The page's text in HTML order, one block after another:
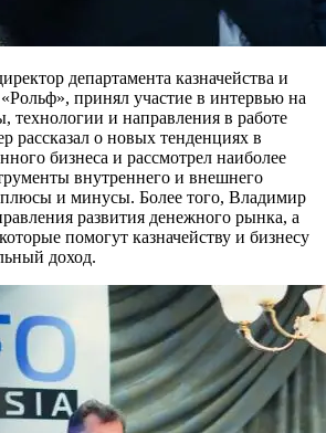
департамента казначейства и
принял участие в интервью на
технологии и направления в работе
рассказал о новых тенденциях в
бизнеса и рассмотрел наиболее
внутреннего и внешнего
и минусы. Более того, Владимир
развития денежного рынка, а
помогут казначейству и бизнесу
доход.